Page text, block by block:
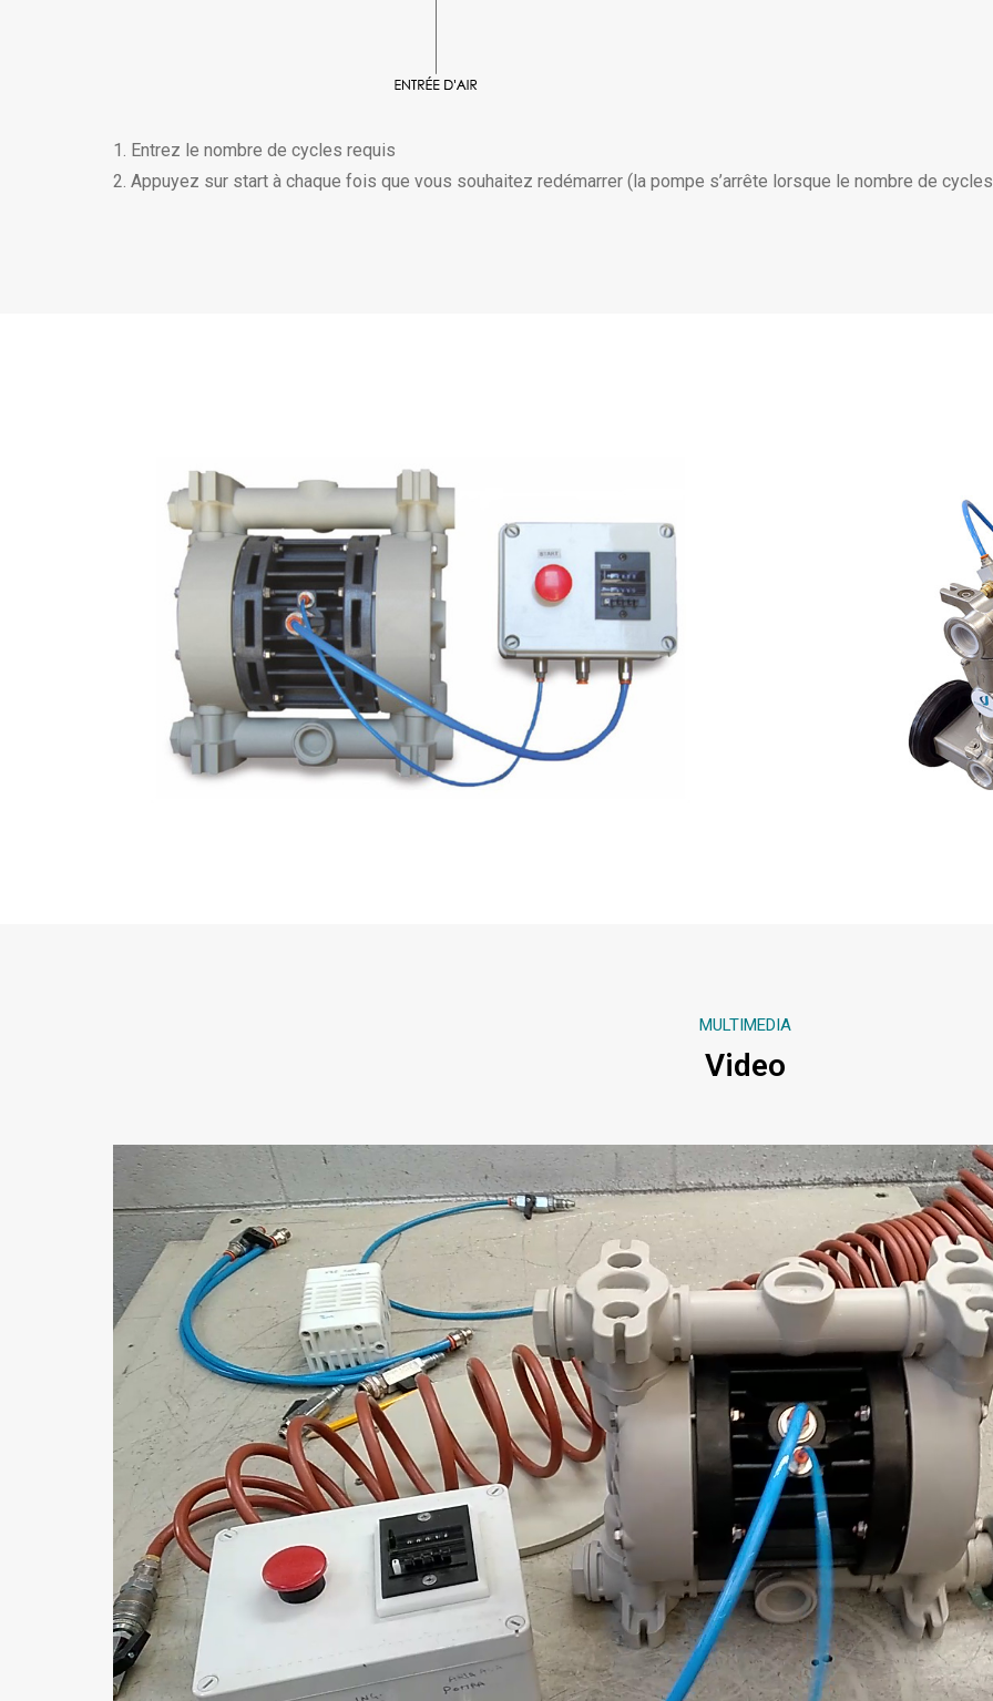
Entrez le nombre de cycles requis
Appuyez sur start à chaque fois que vous souhaitez redémarrer (la pompe s’arrête lorsque le nombre de
MULTIMEDIA
Video